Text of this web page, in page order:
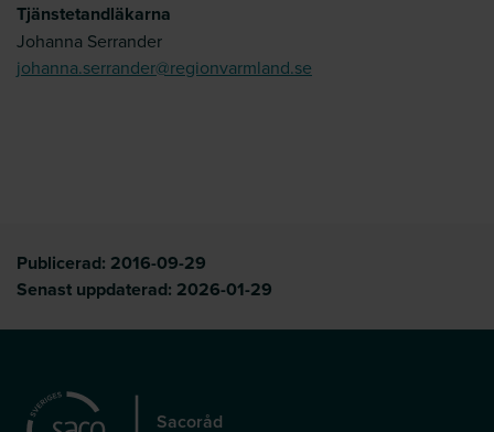
Tjänstetandläkarna
Johanna Serrander
johanna.serrander@regionvarmland.se
Publicerad: 2016-09-29
Senast uppdaterad: 2026-01-29
Sacoråd